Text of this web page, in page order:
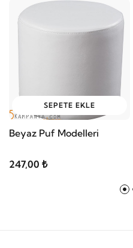
SEPETE EKLE
Beyaz Puf Modelleri
247,00 ₺